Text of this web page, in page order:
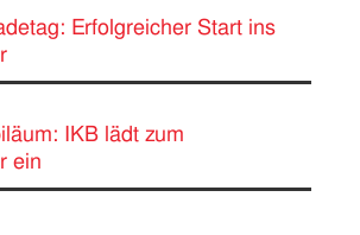
Erfolgreicher Start ins
IKB lädt zum
ein